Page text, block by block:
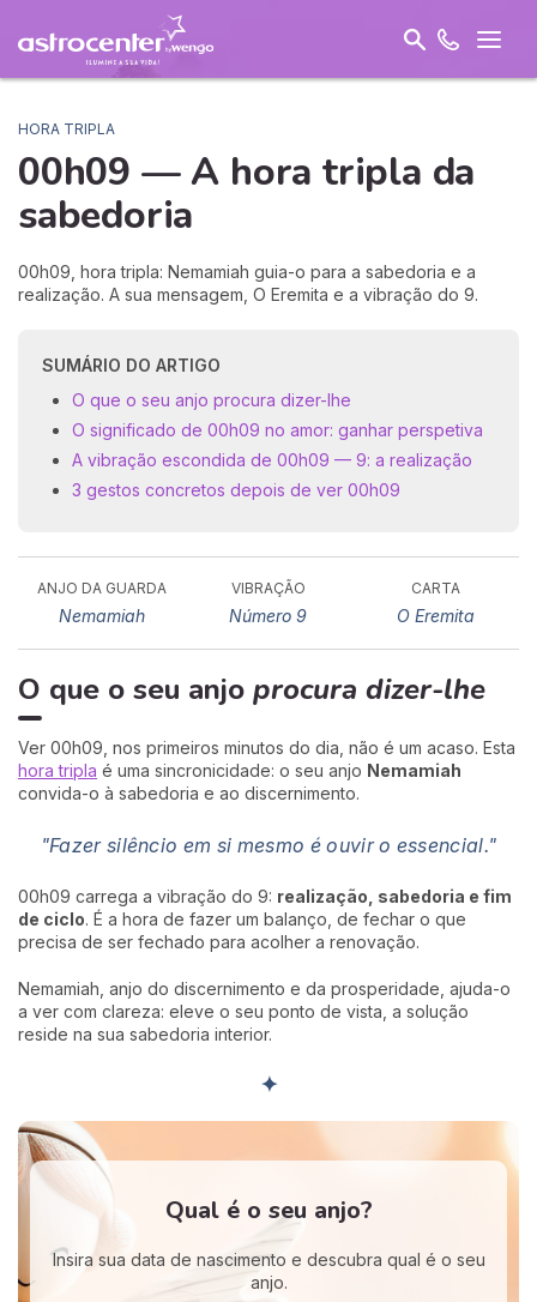
HORA TRIPLA
00h09 — A hora tripla da
sabedoria
00h09, hora tripla: Nemamiah guia-o para a sabedoria e a
realização. A sua mensagem, O Eremita e a vibração do 9.
SUMÁRIO DO ARTIGO
O que o seu anjo procura dizer-lhe
O significado de 00h09 no amor: ganhar perspetiva
A vibração escondida de 00h09 — 9: a realização
3 gestos concretos depois de ver 00h09
ANJO DA GUARDA
Nemamiah
VIBRAÇÃO
Número 9
CARTA
O Eremita
O que o seu anjo procura dizer-lhe
Ver 00h09, nos primeiros minutos do dia, não é um acaso. Esta
hora tripla é uma sincronicidade: o seu anjo Nemamiah
convida-o à sabedoria e ao discernimento.
"Fazer silêncio em si mesmo é ouvir o essencial."
00h09 carrega a vibração do 9: realização, sabedoria e fim
de ciclo. É a hora de fazer um balanço, de fechar o que
precisa de ser fechado para acolher a renovação.
Nemamiah, anjo do discernimento e da prosperidade, ajuda-o
a ver com clareza: eleve o seu ponto de vista, a solução
reside na sua sabedoria interior.
✦
Qual é o seu anjo?
Insira sua data de nascimento e descubra qual é o seu
anjo.